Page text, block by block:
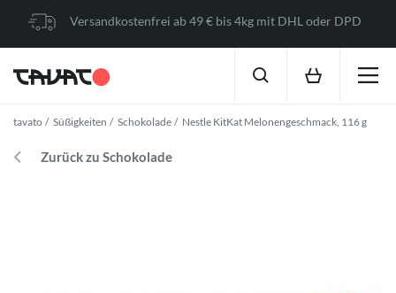
Versandkostenfrei ab 49 € bis 4kg mit DHL oder DPD
tavato Süßigkeiten Schokolade Nestle KitKat Melonengeschmack, 116 g
Zurück zu Schokolade